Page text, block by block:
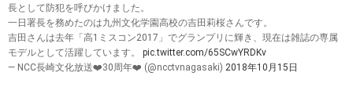
長として防犯を呼びかけました。
一日署長を務めたのは九州文化学園高校の吉田莉桜さんです。
吉田さんは去年「高1ミスコン2017」でグランプリに輝き、現在は雑誌の専属
モデルとして活躍しています。 pic.twitter.com/65SCwYRDKv
— NCC長崎文化放送❤️30周年❤️ (@ncctvnagasaki) 2018年10月15日